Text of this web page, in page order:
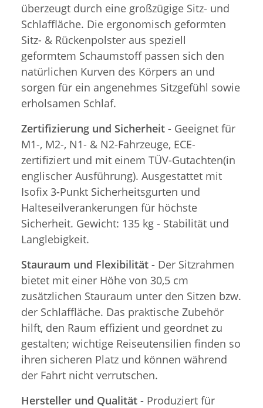
überzeugt durch eine großzügige Sitz- und
Schlaffläche. Die ergonomisch geformten
Sitz- & Rückenpolster aus speziell
geformtem Schaumstoff passen sich den
natürlichen Kurven des Körpers an und
sorgen für ein angenehmes Sitzgefühl sowie
erholsamen Schlaf.
Zertifizierung und Sicherheit - Geeignet für
M1-, M2-, N1- & N2-Fahrzeuge, ECE-
zertifiziert und mit einem TÜV-Gutachten(in
englischer Ausführung). Ausgestattet mit
Isofix 3-Punkt Sicherheitsgurten und
Halteseilverankerungen für höchste
Sicherheit. Gewicht: 135 kg - Stabilität und
Langlebigkeit.
Stauraum und Flexibilität - Der Sitzrahmen
bietet mit einer Höhe von 30,5 cm
zusätzlichen Stauraum unter den Sitzen bzw.
der Schlaffläche. Das praktische Zubehör
hilft, den Raum effizient und geordnet zu
gestalten; wichtige Reiseutensilien finden so
ihren sicheren Platz und können während
der Fahrt nicht verrutschen.
Hersteller und Qualität - Produziert für